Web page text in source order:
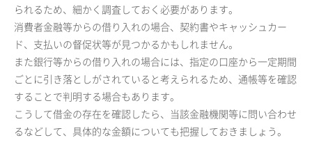
られるため、細かく調査しておく必要があります。
消費者金融等からの借り入れの場合、契約書やキャッシュカー
ド、支払いの督促状等が見つかるかもしれません。
また銀行等からの借り入れの場合には、指定の口座から一定期間
ごとに引き落としがされていると考えられるため、通帳等を確認
することで判明する場合もあります。
こうして借金の存在を確認したら、当該金融機関等に問い合わせ
るなどして、具体的な金額についても把握しておきましょう。